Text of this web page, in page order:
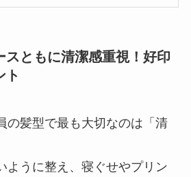
スともに清潔感重視！好印
ト
の髪型で最も大切なのは「清
ように整え、寝ぐせやプリン